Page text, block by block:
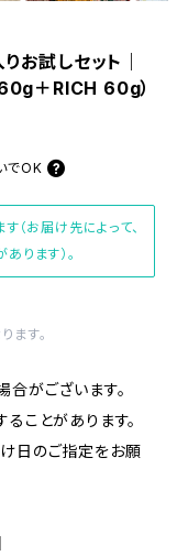
お試しセット｜
＋RICH 60g）
でOK
お届け先によって、
ります）。
ます。
がございます。
ことがあります。
日のご指定をお願